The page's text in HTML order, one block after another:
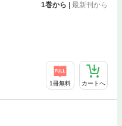
1巻から 最新刊から
1冊無料 カートへ